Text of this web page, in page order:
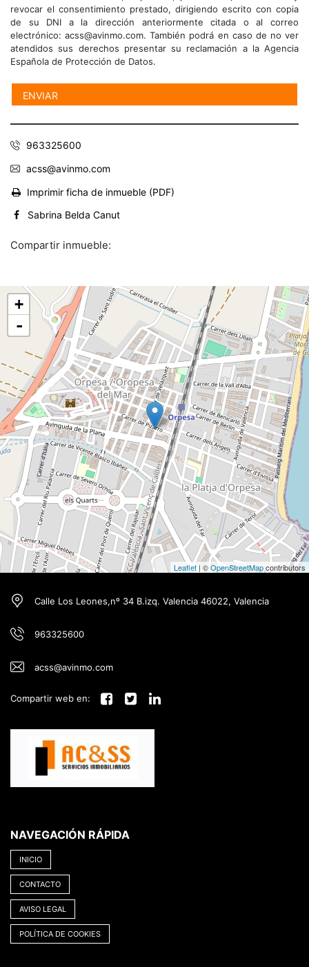
revocar el consentimiento prestado, dirigiendo escrito con copia
de su DNI a la dirección anteriormente citada o al correo
electrónico: acss@avinmo.com. También podrá en caso de no ver
atendidos sus derechos presentar su reclamación a la Agencia
Española de Protección de Datos.
963325600
acss@avinmo.com
Imprimir ficha de inmueble (PDF)
Sabrina Belda Canut
Compartir inmueble:
+
-
Leaflet | ©OpenStreetMapcontributors
Calle Los Leones,nº 34 B.izq. Valencia 46022, Valencia
963325600
acss@avinmo.com
Compartir web en:
NAVEGACIÓN RÁPIDA
INICIO
CONTACTO
AVISO LEGAL
POLÍTICA DE COOKIES